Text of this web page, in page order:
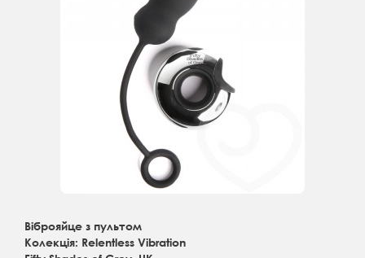
Віброяйце з пультом
Колекція: Relentless Vibration